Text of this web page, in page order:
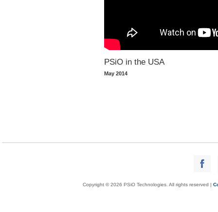
PSiO in the USA
May 2014
Copyright © 2026 PSiO Technologies. All rights reserved |